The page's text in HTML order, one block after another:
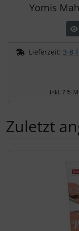
Yomis
Lieferzeit: 3-8
inkl. 7 %
Zuletzt